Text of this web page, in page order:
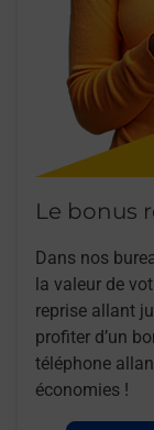
Le bonus
Dans nos
la valeur de
reprise allant
profiter d’un
téléphone
économies !